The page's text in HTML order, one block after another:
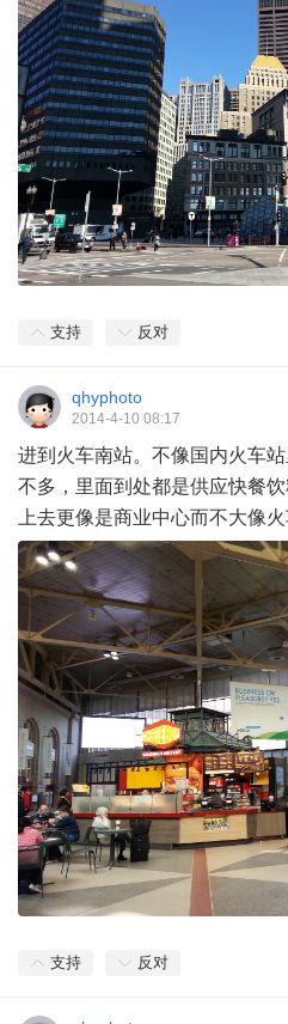
支持 反对
qhyphoto
2014-4-10 08:17
进到火车南站。不像国内火车
不多，里面到处都是供应快餐
上去更像是商业中心而不大像
支持 反对